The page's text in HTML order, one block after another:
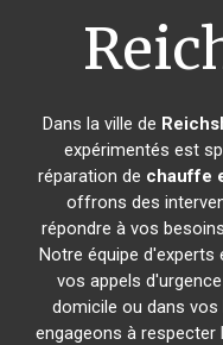
Dans la ville de
expérimentés est
réparation de chauffe
offrons des
répondre à vos
Notre équipe
vos appels
domicile ou dans
engageons à